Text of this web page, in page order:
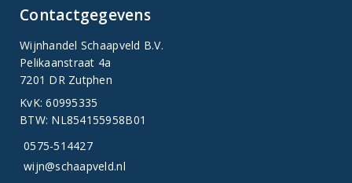
Contactgegevens
Wijnhandel Schaapveld B.V.
Pelikaanstraat 4a
7201 DR Zutphen
KvK: 60995335
BTW: NL854155958B01
0575-514427
wijn@schaapveld.nl